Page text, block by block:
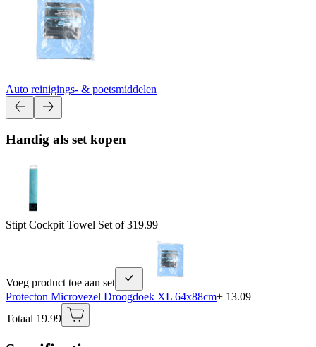
Auto reinigings- & poetsmiddelen
Handig als set kopen
Stipt Cockpit Towel Set of 319.99
Voeg product toe aan set
Protecton Microvezel Droogdoek XL 64x88cm+ 13.09
Totaal 19.99